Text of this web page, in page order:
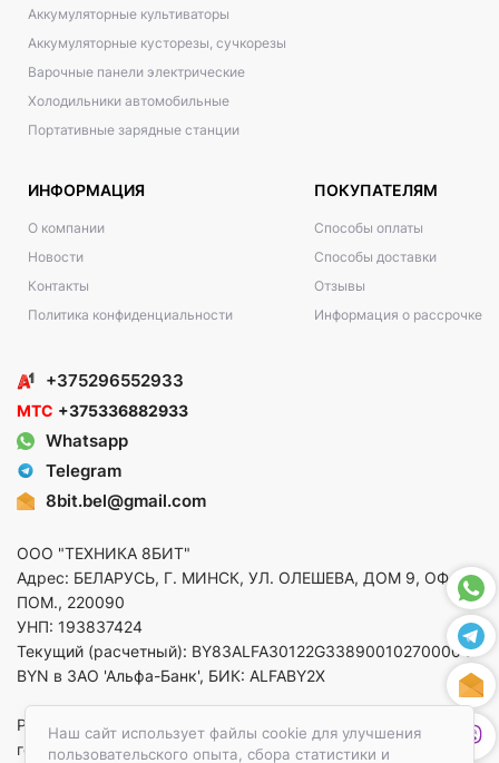
Наш сайт использует файлы cookie для улучшения
пользовательского опыта, сбора статистики и
Аккумуляторные культиваторы
Аккумуляторные кусторезы, сучкорезы
Варочные панели электрические
Холодильники автомобильные
Портативные зарядные станции
ИНФОРМАЦИЯ
О компании
Новости
Контакты
Политика конфиденциальности
ПОКУПАТЕЛЯМ
Способы оплаты
Способы доставки
Отзывы
Информация о рассрочке
+375296552933
МТС +375336882933
Whatsapp
Telegram
8bit.bel@gmail.com
ООО "ТЕХНИКА 8БИТ"
Адрес: БЕЛАРУСЬ, Г. МИНСК, УЛ. ОЛЕШЕВА, ДОМ 9, ОФ. 5,
ПОМ., 220090
УНП: 193837424
Текущий (расчетный): BY83ALFA30122G33890010270000 в
BYN в ЗАО 'Альфа-Банк', БИК: ALFABY2X
Регистрация в торговом реестре от 14.08.2025 Минский
горисполком